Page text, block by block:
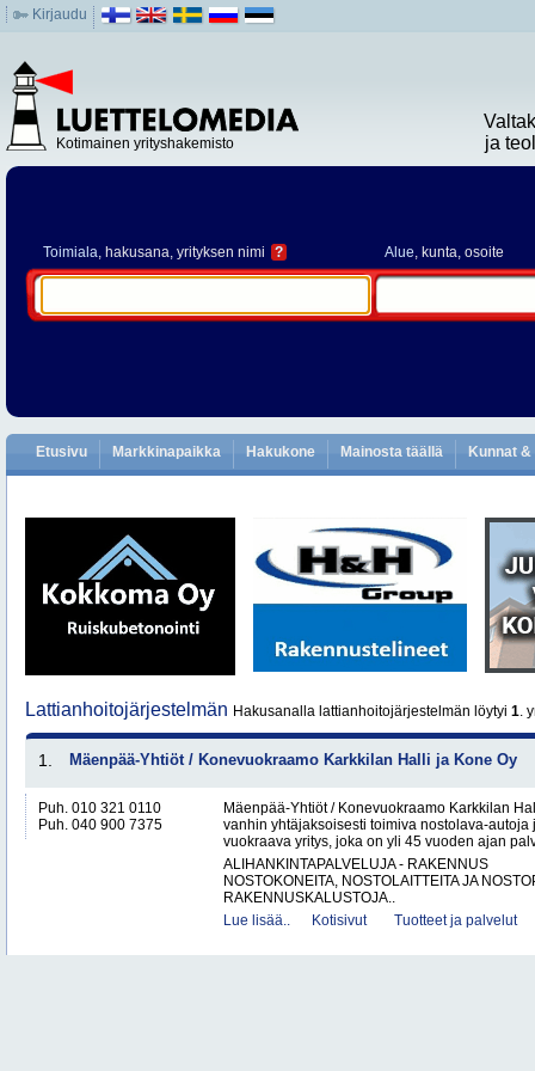
Kirjaudu
Kotimainen yrityshakemisto
ja
Toimiala, hakusana, yrityksen nimi ? Alue, kunta, osoite
Etusivu Markkinapaikka Hakukone Mainosta täällä Kunnat
Lattianhoitojärjestelmän Hakusanalla lattianhoitojärjestelmän löytyi 1.
1. Mäenpää-Yhtiöt / Konevuokraamo Karkkilan Halli ja Kone Oy
Puh. 010 321 0110
Puh. 040 900 7375
Mäenpää-Yhtiöt / Konevuokraamo Karkkilan
vanhin yhtäjaksoisesti toimiva nostolava-autoja
vuokraava yritys, joka on yli 45 vuoden ajan
ALIHANKINTAPALVELUJA - RAKENNUS
NOSTOKONEITA, NOSTOLAITTEITA JA
RAKENNUSKALUSTOJA..
Lue lisää..
Kotisivut Tuotteet ja palvelut